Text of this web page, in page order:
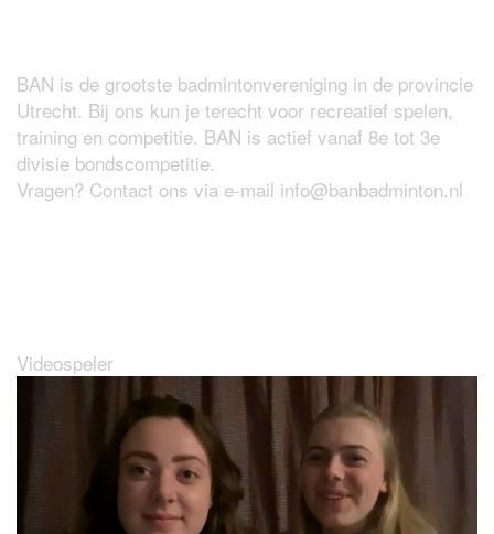
BAN is de grootste badmintonvereniging in de provincie
Utrecht. Bij ons kun je terecht voor recreatief spelen,
training en competitie. BAN is actief vanaf 8e tot 3e
divisie bondscompetitie.
Vragen? Contact ons via e-mail info@banbadminton.nl
Videospeler